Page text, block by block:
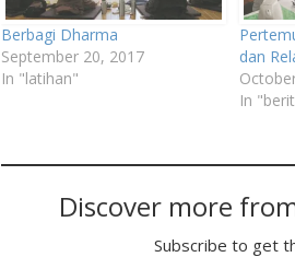
Berbagi Dharma
September 20, 2017
In "latihan"
dan
In
Discover more
Subscribe to get